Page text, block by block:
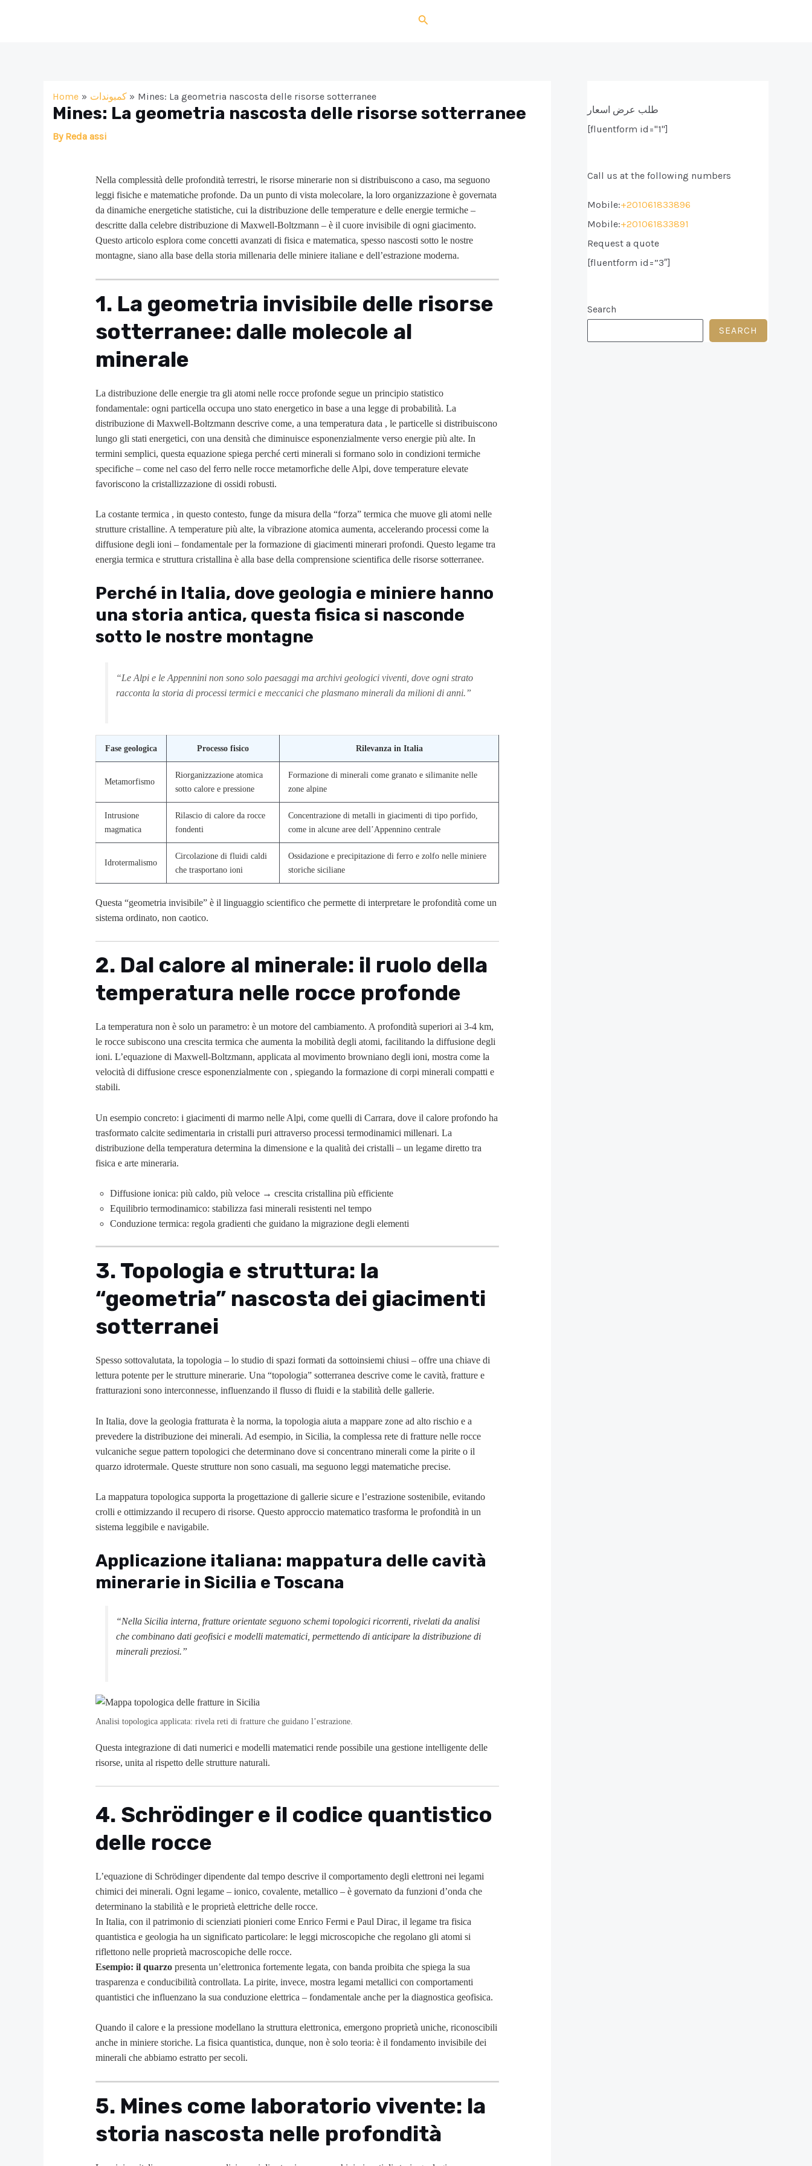
Search
Home كمبوندات Mines: La geometria nascosta delle risorse sotterranee
Mines: La geometria nascosta delle risorse sotterranee
By Reda assi
Nella complessità delle profondità terrestri, le risorse minerarie non si distribuiscono a caso, ma seguono
leggi fisiche e matematiche profonde. Da un punto di vista molecolare, la loro organizzazione è governata
da dinamiche energetiche statistiche, cui la distribuzione delle temperature e delle energie termiche –
descritte dalla celebre distribuzione di Maxwell-Boltzmann – è il cuore invisibile di ogni giacimento.
Questo articolo esplora come concetti avanzati di fisica e matematica, spesso nascosti sotto le nostre
montagne, siano alla base della storia millenaria delle miniere italiane e dell’estrazione moderna.
1. La geometria invisibile delle risorse
sotterranee: dalle molecole al
minerale
La distribuzione delle energie tra gli atomi nelle rocce profonde segue un principio statistico
fondamentale: ogni particella occupa uno stato energetico in base a una legge di probabilità. La
distribuzione di Maxwell-Boltzmann descrive come, a una temperatura data , le particelle si distribuiscono
lungo gli stati energetici, con una densità che diminuisce esponenzialmente verso energie più alte. In
termini semplici, questa equazione spiega perché certi minerali si formano solo in condizioni termiche
specifiche – come nel caso del ferro nelle rocce metamorfiche delle Alpi, dove temperature elevate
favoriscono la cristallizzazione di ossidi robusti.
La costante termica , in questo contesto, funge da misura della “forza” termica che muove gli atomi nelle
strutture cristalline. A temperature più alte, la vibrazione atomica aumenta, accelerando processi come la
diffusione degli ioni – fondamentale per la formazione di giacimenti minerari profondi. Questo legame tra
energia termica e struttura cristallina è alla base della comprensione scientifica delle risorse sotterranee.
Perché in Italia, dove geologia e miniere hanno
una storia antica, questa fisica si nasconde
sotto le nostre montagne
“Le Alpi e le Appennini non sono solo paesaggi ma archivi geologici viventi, dove ogni strato
racconta la storia di processi termici e meccanici che plasmano minerali da milioni di anni.”
Fase geologica Processo fisico Rilevanza in Italia
Metamorfismo
Riorganizzazione atomica
sotto calore e pressione
Formazione di minerali come granato e silimanite nelle
zone alpine
Intrusione
magmatica
Rilascio di calore da rocce
fondenti
Concentrazione di metalli in giacimenti di tipo porfido,
come in alcune aree dell’Appennino centrale
Idrotermalismo
Circolazione di fluidi caldi
che trasportano ioni
Ossidazione e precipitazione di ferro e zolfo nelle miniere
storiche siciliane
Questa “geometria invisibile” è il linguaggio scientifico che permette di interpretare le profondità come un
sistema ordinato, non caotico.
2. Dal calore al minerale: il ruolo della
temperatura nelle rocce profonde
La temperatura non è solo un parametro: è un motore del cambiamento. A profondità superiori ai 3-4 km,
le rocce subiscono una crescita termica che aumenta la mobilità degli atomi, facilitando la diffusione degli
ioni. L’equazione di Maxwell-Boltzmann, applicata al movimento browniano degli ioni, mostra come la
velocità di diffusione cresce esponenzialmente con , spiegando la formazione di corpi minerali compatti e
stabili.
Un esempio concreto: i giacimenti di marmo nelle Alpi, come quelli di Carrara, dove il calore profondo ha
trasformato calcite sedimentaria in cristalli puri attraverso processi termodinamici millenari. La
distribuzione della temperatura determina la dimensione e la qualità dei cristalli – un legame diretto tra
fisica e arte mineraria.
Diffusione ionica: più caldo, più veloce → crescita cristallina più efficiente
Equilibrio termodinamico: stabilizza fasi minerali resistenti nel tempo
Conduzione termica: regola gradienti che guidano la migrazione degli elementi
3. Topologia e struttura: la
“geometria” nascosta dei giacimenti
sotterranei
Spesso sottovalutata, la topologia – lo studio di spazi formati da sottoinsiemi chiusi – offre una chiave di
lettura potente per le strutture minerarie. Una “topologia” sotterranea descrive come le cavità, fratture e
fratturazioni sono interconnesse, influenzando il flusso di fluidi e la stabilità delle gallerie.
In Italia, dove la geologia fratturata è la norma, la topologia aiuta a mappare zone ad alto rischio e a
prevedere la distribuzione dei minerali. Ad esempio, in Sicilia, la complessa rete di fratture nelle rocce
vulcaniche segue pattern topologici che determinano dove si concentrano minerali come la pirite o il
quarzo idrotermale. Queste strutture non sono casuali, ma seguono leggi matematiche precise.
La mappatura topologica supporta la progettazione di gallerie sicure e l’estrazione sostenibile, evitando
crolli e ottimizzando il recupero di risorse. Questo approccio matematico trasforma le profondità in un
sistema leggibile e navigabile.
Applicazione italiana: mappatura delle cavità
minerarie in Sicilia e Toscana
“Nella Sicilia interna, fratture orientate seguono schemi topologici ricorrenti, rivelati da analisi
che combinano dati geofisici e modelli matematici, permettendo di anticipare la distribuzione di
minerali preziosi.”
Analisi topologica applicata: rivela reti di fratture che guidano l’estrazione.
Questa integrazione di dati numerici e modelli matematici rende possibile una gestione intelligente delle
risorse, unita al rispetto delle strutture naturali.
4. Schrödinger e il codice quantistico
delle rocce
L’equazione di Schrödinger dipendente dal tempo descrive il comportamento degli elettroni nei legami
chimici dei minerali. Ogni legame – ionico, covalente, metallico – è governato da funzioni d’onda che
determinano la stabilità e le proprietà elettriche delle rocce.
In Italia, con il patrimonio di scienziati pionieri come Enrico Fermi e Paul Dirac, il legame tra fisica
quantistica e geologia ha un significato particolare: le leggi microscopiche che regolano gli atomi si
riflettono nelle proprietà macroscopiche delle rocce.
Esempio: il quarzo presenta un’elettronica fortemente legata, con banda proibita che spiega la sua
trasparenza e conducibilità controllata. La pirite, invece, mostra legami metallici con comportamenti
quantistici che influenzano la sua conduzione elettrica – fondamentale anche per la diagnostica geofisica.
Quando il calore e la pressione modellano la struttura elettronica, emergono proprietà uniche, riconoscibili
anche in miniere storiche. La fisica quantistica, dunque, non è solo teoria: è il fondamento invisibile dei
minerali che abbiamo estratto per secoli.
5. Mines come laboratorio vivente: la
storia nascosta nelle profondità
طلب عرض اسعار
[fluentform id="1"]
Call us at the following numbers
Mobile:+201061833896
Mobile:+201061833891
Request a quote
[fluentform id=”3″]
Search
SEARCH